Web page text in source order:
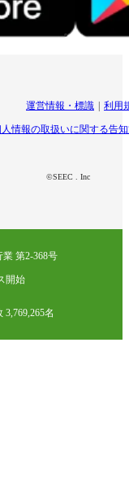
運営情報・標識 利用
情報の取扱いに関する告
©SEEC . Inc
第2-368号
開始
名